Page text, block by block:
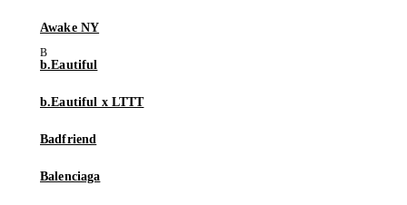
Awake NY
b.Eautiful
b.Eautiful x LTTT
Badfriend
Balenciaga